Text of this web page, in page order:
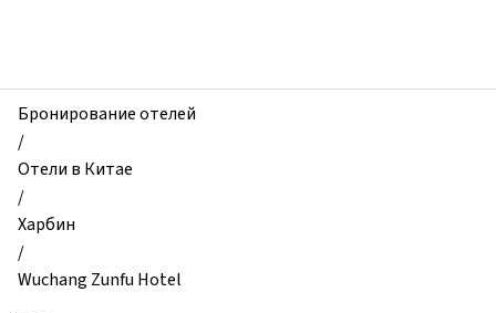
Wuchang
Zunfu
Hotel,
Харбин,
Китай
Бронирование отелей
/
Отели в Китае
/
Харбин
/
Wuchang Zunfu Hotel